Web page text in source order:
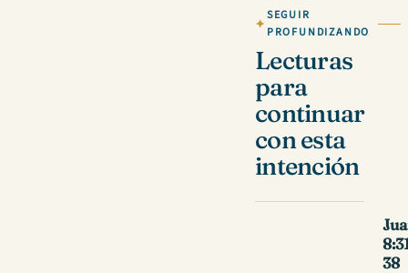
SEGUIR
PROFUNDIZANDO
Lecturas
para
continuar
con esta
intención
38